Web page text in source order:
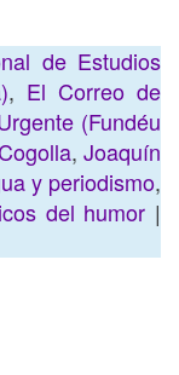
de Estudios
, El Correo de
(Fundéu
, Joaquín
y periodismo,
del humor |